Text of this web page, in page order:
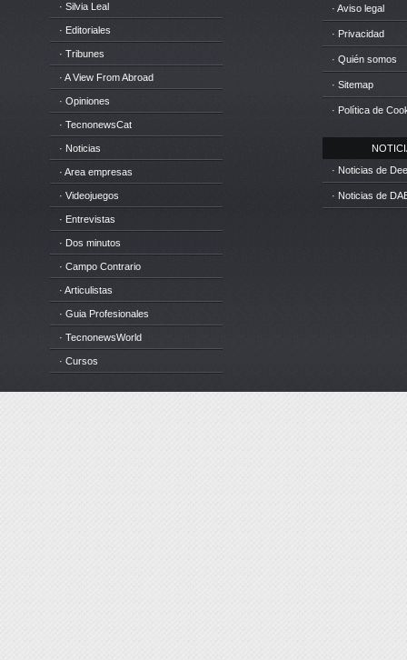
· Silvia Leal
· Editoriales
· Tribunes
· A View From Abroad
· Opiniones
· TecnonewsCat
· Noticias
· Area empresas
· Videojuegos
· Entrevistas
· Dos minutos
· Campo Contrario
· Articulistas
· Guia Profesionales
· TecnonewsWorld
· Cursos
· Aviso legal
· Privacidad
· Quién somos
· Sitemap
· Política de
· Noticias de
· Noticias de